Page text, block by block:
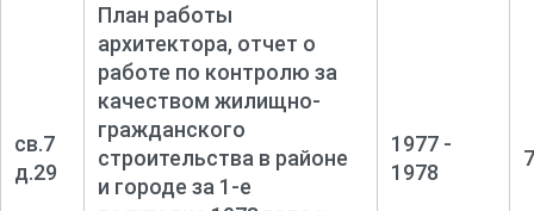
св.7
д.29
План работы
архитектора, отчет о
работе по контролю за
качеством жилищно-
гражданского
строительства в районе
и городе за 1-е
1977 -
1978
7